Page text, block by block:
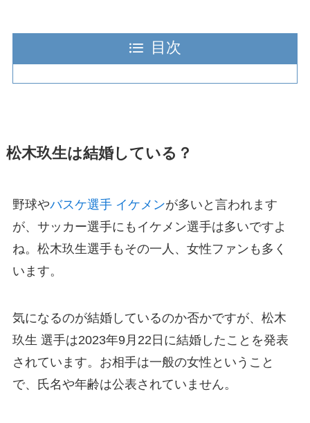
目次
松木玖生は結婚している？
野球やバスケ選手 イケメンが多いと言われます
が、サッカー選手にもイケメン選手は多いですよ
ね。松木玖生選手もその一人、女性ファンも多く
います。
気になるのが結婚しているのか否かですが、松木
玖生 選手は2023年9月22日に結婚したことを発表
されています。お相手は一般の女性ということ
で、氏名や年齢は公表されていません。